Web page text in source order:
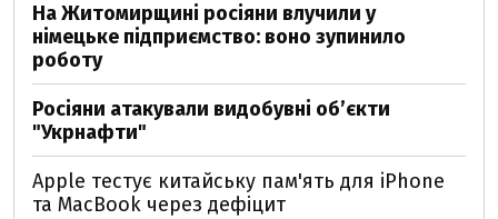
На Житомирщині росіяни влучили у
німецьке підприємство: воно зупинило
роботу
Росіяни атакували видобувні обʼєкти
"Укрнафти"
Apple тестує китайську пам'ять для iPhone
та MacBook через дефіцит